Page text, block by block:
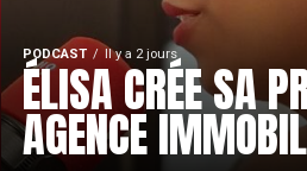
PODCAST Il y a 2 jours
ÉLISA CRÉE SA
AGENCE